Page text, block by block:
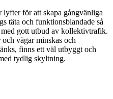
lyfter för att skapa gångvänliga
täta och funktionsblandade så
gott utbud av kollektivtrafik.
vägar minskas och
finns ett väl utbyggt och
tydlig skyltning.